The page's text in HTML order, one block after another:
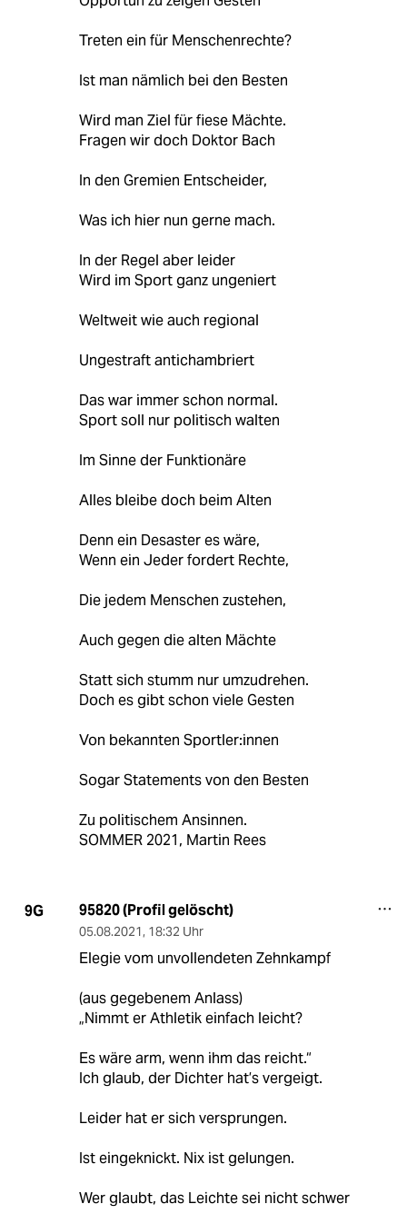
Treten ein für Menschenrechte?
Ist man nämlich bei den Besten
Wird man Ziel für fiese Mächte.
Fragen wir doch Doktor Bach
In den Gremien Entscheider,
Was ich hier nun gerne mach.
In der Regel aber leider
Wird im Sport ganz ungeniert
Weltweit wie auch regional
Ungestraft antichambriert
Das war immer schon normal.
Sport soll nur politisch walten
Im Sinne der Funktionäre
Alles bleibe doch beim Alten
Denn ein Desaster es wäre,
Wenn ein Jeder fordert Rechte,
Die jedem Menschen zustehen,
Auch gegen die alten Mächte
Statt sich stumm nur umzudrehen.
Doch es gibt schon viele Gesten
Von bekannten Sportler:innen
Sogar Statements von den Besten
Zu politischem Ansinnen.
SOMMER 2021, Martin Rees
9G 95820 (Profil gelöscht)
05.08.2021, 18:32 Uhr
Elegie vom unvollendeten Zehnkampf
(aus gegebenem Anlass)
„Nimmt er Athletik einfach leicht?
Es wäre arm, wenn ihm das reicht.“
Ich glaub, der Dichter hat’s vergeigt.
Leider hat er sich versprungen.
Ist eingeknickt. Nix ist gelungen.
Wer glaubt, das Leichte sei nicht schwer